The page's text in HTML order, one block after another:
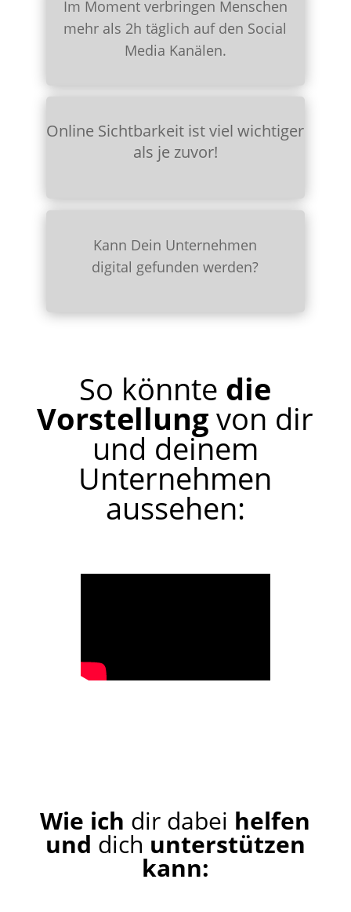
Im Moment verbringen Menschen
mehr als 2h täglich auf den Social
Media Kanälen.
Online Sichtbarkeit ist viel wichtiger
als je zuvor!
Kann Dein Unternehmen
digital gefunden werden?
So könnte die
Vorstellungvon dir
und deinem
Unternehmen
aussehen:
Wie ich dir dabei helfen
und dich unterstützen
kann: